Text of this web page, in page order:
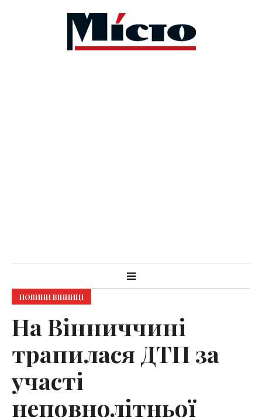
НОВИНИ ВІННИЦІ
На Вінниччині
трапилася ДТП за
участі
неповнолітньої